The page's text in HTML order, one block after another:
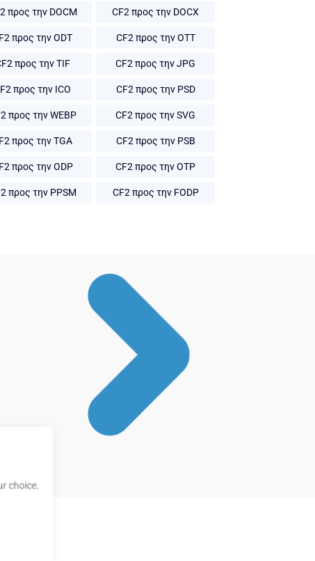
προς την DOCM CF2 προς την DOCX
προς την ODT CF2 προς την OTT
προς την TIF CF2 προς την JPG
προς την ICO CF2 προς την PSD
προς την WEBP CF2 προς την SVG
προς την TGA CF2 προς την PSB
προς την ODP CF2 προς την OTP
προς την PPSM CF2 προς την FODP
choice.